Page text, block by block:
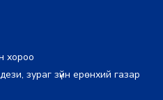
хороо
зураг зүйн ерөнхий газар